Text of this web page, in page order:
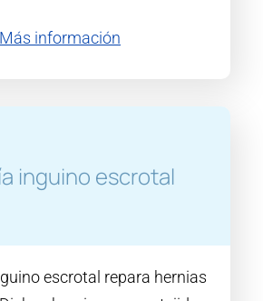
Más información
inguino escrotal
escrotal repara hernias